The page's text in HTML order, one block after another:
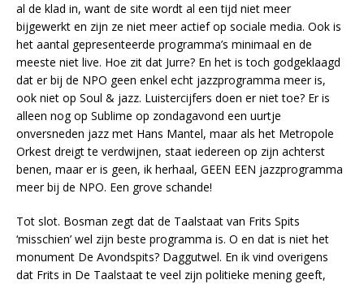
al de klad in, want de site wordt al een tijd niet meer
bijgewerkt en zijn ze niet meer actief op sociale media. Ook is
het aantal gepresenteerde programma’s minimaal en de
meeste niet live. Hoe zit dat Jurre? En het is toch godgeklaagd
dat er bij de NPO geen enkel echt jazzprogramma meer is,
ook niet op Soul & jazz. Luistercijfers doen er niet toe? Er is
alleen nog op Sublime op zondagavond een uurtje
onversneden jazz met Hans Mantel, maar als het Metropole
Orkest dreigt te verdwijnen, staat iedereen op zijn achterst
benen, maar er is geen, ik herhaal, GEEN EEN jazzprogramma
meer bij de NPO. Een grove schande!
Tot slot. Bosman zegt dat de Taalstaat van Frits Spits
‘misschien’ wel zijn beste programma is. O en dat is niet het
monument De Avondspits? Daggutwel. En ik vind overigens
dat Frits in De Taalstaat te veel zijn politieke mening geeft,